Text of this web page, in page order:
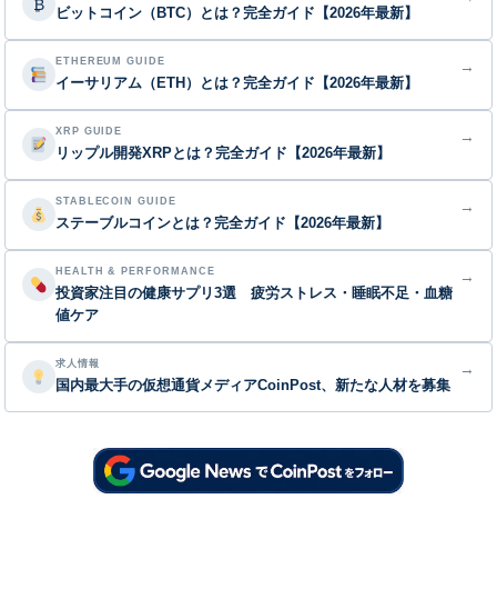
₿ ビットコイン（BTC）とは？完全ガイド【2026年最新】
ETHEREUM GUIDE
イーサリアム（ETH）とは？完全ガイド【2026年最新】
→
XRP GUIDE
リップル開発XRPとは？完全ガイド【2026年最新】
→
STABLECOIN GUIDE
ステーブルコインとは？完全ガイド【2026年最新】
→
HEALTH & PERFORMANCE
投資家注目の健康サプリ3選 疲労ストレス・睡眠不足・血糖
値ケア
→
求人情報
国内最大手の仮想通貨メディアCoinPost、新たな人材を募集
→